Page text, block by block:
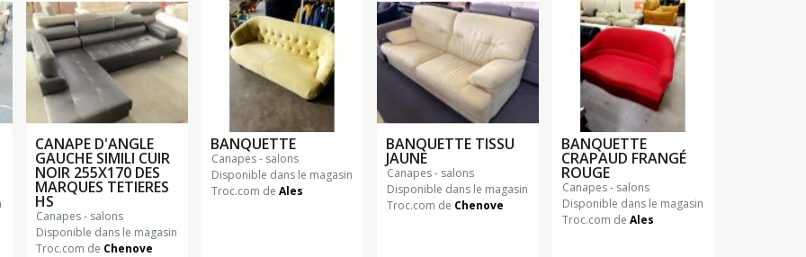
CANAPE D'ANGLE
GAUCHE SIMILI CUIR
NOIR 255X170 DES
MARQUES TETIERES
HS
canapes - salons
Disponible dans le magasin
Troc.com de Chenove
BANQUETTE
canapes - salons
Disponible dans le magasin
Troc.com de Ales
BANQUETTE TISSU
JAUNE
canapes - salons
Disponible dans le magasin
Troc.com de Chenove
BANQUETTE
CRAPAUD FRANGÉ
ROUGE
canapes - salons
Disponible dans le magasin
Troc.com de Ales